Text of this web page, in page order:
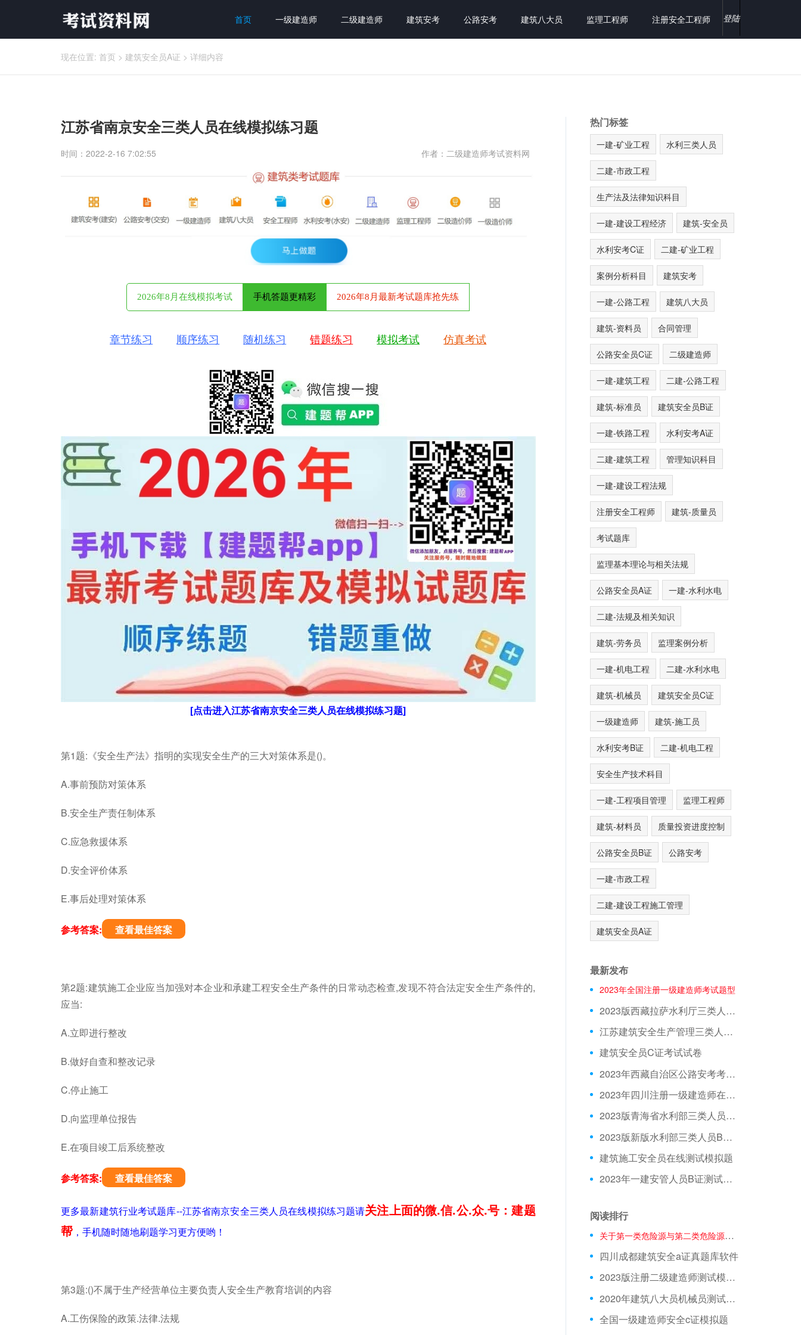
登陆
首页 一级建造师 二级建造师 建筑安考 公路安考 建筑八大员 监理工程师 注册安全工程师
现在位置: 首页 > 建筑安全员A证 > 详细内容
江苏省南京安全三类人员在线模拟练习题
时间：2022-2-16 7:02:55 作者：二级建造师考试资料网
2026年8月在线模拟考试 手机答题更精彩 2026年8月最新考试题库抢先练
章节练习 顺序练习 随机练习 错题练习 模拟考试 仿真考试
[点击进入江苏省南京安全三类人员在线模拟练习题]
第1题:《安全生产法》指明的实现安全生产的三大对策体系是()。
A.事前预防对策体系
B.安全生产责任制体系
C.应急救援体系
D.安全评价体系
E.事后处理对策体系
参考答案: 查看最佳答案
第2题:建筑施工企业应当加强对本企业和承建工程安全生产条件的日常动态检查,发现不符合法定安全生产条件的,
应当:
A.立即进行整改
B.做好自查和整改记录
C.停止施工
D.向监理单位报告
E.在项目竣工后系统整改
参考答案: 查看最佳答案
更多最新建筑行业考试题库--江苏省南京安全三类人员在线模拟练习题请关注上面的微.信.公.众.号：建题
帮 ，手机随时随地刷题学习更方便哟！
第3题:()不属于生产经营单位主要负责人安全生产教育培训的内容
A.工伤保险的政策.法律.法规
热门标签
一建-矿业工程 水利三类人员
二建-市政工程
生产法及法律知识科目
一建-建设工程经济 建筑-安全员
水利安考C证 二建-矿业工程
案例分析科目 建筑安考
一建-公路工程 建筑八大员
建筑-资料员 合同管理
公路安全员C证 二级建造师
一建-建筑工程 二建-公路工程
建筑-标准员 建筑安全员B证
一建-铁路工程 水利安考A证
二建-建筑工程 管理知识科目
一建-建设工程法规
注册安全工程师 建筑-质量员
考试题库
监理基本理论与相关法规
公路安全员A证 一建-水利水电
二建-法规及相关知识
建筑-劳务员 监理案例分析
一建-机电工程 二建-水利水电
建筑-机械员 建筑安全员C证
一级建造师 建筑-施工员
水利安考B证 二建-机电工程
安全生产技术科目
一建-工程项目管理 监理工程师
建筑-材料员 质量投资进度控制
公路安全员B证 公路安考
一建-市政工程
二建-建设工程施工管理
建筑安全员A证
最新发布
2023年全国注册一级建造师考试题型
2023版西藏拉萨水利厅三类人员A证在线测试真题库
江苏建筑安全生产管理三类人员在线模拟考前押题
建筑安全员C证考试试卷
2023年西藏自治区公路安考考试模拟题
2023年四川注册一级建造师在线测试模拟题库
2023版青海省水利部三类人员C证模拟习题
2023版新版水利部三类人员B证在线测试模拟试题
建筑施工安全员在线测试模拟题
2023年一建安管人员B证测试试题
阅读排行
关于第一类危险源与第二类危险源的说法，正确的是()。
四川成都建筑安全a证真题库软件
2023版注册二级建造师测试模拟题
2020年建筑八大员机械员测试模拟试题内部资料
全国一级建造师安全c证模拟题